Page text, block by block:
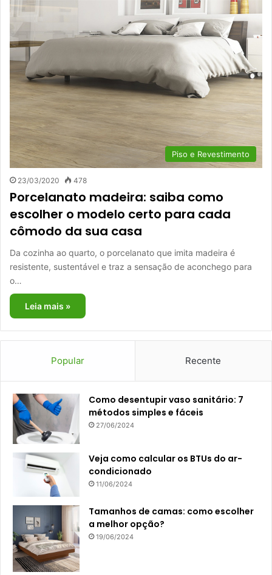
Piso e Revestimento
23/03/2020 478
Porcelanato madeira: saiba como
escolher o modelo certo para cada
cômodo da sua casa
Da cozinha ao quarto, o porcelanato que imita madeira é
resistente, sustentável e traz a sensação de aconchego para
o…
Leia mais »
Popular Recente
Como desentupir vaso sanitário: 7
métodos simples e fáceis
27/06/2024
Veja como calcular os BTUs do ar-
condicionado
11/06/2024
Tamanhos de camas: como escolher
a melhor opção?
19/06/2024